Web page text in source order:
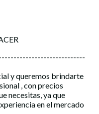
y queremos brindarte
, con precios
necesitas, ya que
en el mercado